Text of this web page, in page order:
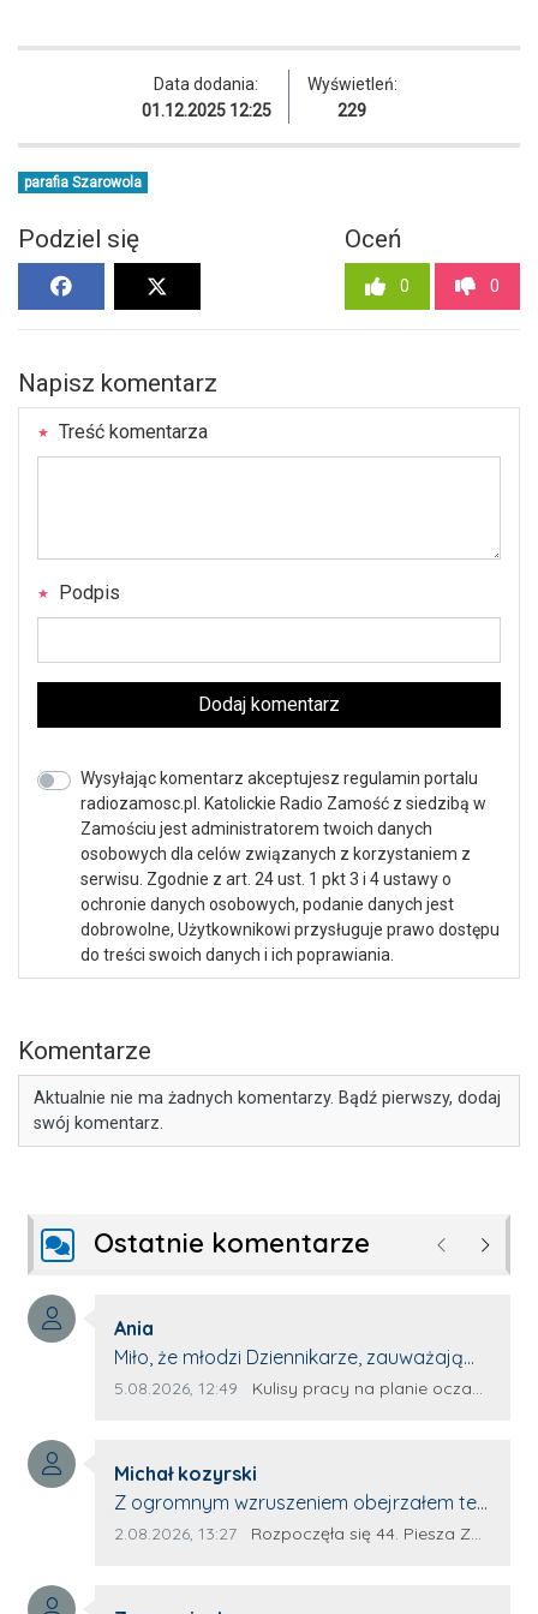
Data dodania:
01.12.2025 12:25
Wyświetleń:
229
parafia Szarowola
Podziel się Oceń
0 0
Napisz komentarz
Treść komentarza
Podpis
Dodaj komentarz
Wysyłając komentarz akceptujesz regulamin portalu
radiozamosc.pl. Katolickie Radio Zamość z siedzibą w
Zamościu jest administratorem twoich danych
osobowych dla celów związanych z korzystaniem z
serwisu. Zgodnie z art. 24 ust. 1 pkt 3 i 4 ustawy o
ochronie danych osobowych, podanie danych jest
dobrowolne, Użytkownikowi przysługuje prawo dostępu
do treści swoich danych i ich poprawiania.
Komentarze
Aktualnie nie ma żadnych komentarzy. Bądź pierwszy, dodaj
swój komentarz.
Ostatnie komentarze Poprzednie
Autor komentarza:
Ania
Treść komentarza:
Miło, że młodzi Dziennikarze, zauważają
młode talenty, które dopiero wkraczają
z nim wywiad, który przeprowadzi Pan
Artur.
Data dodania komentarza:
5.08.2026, 12:49 Źródło komentarza:
Kulisy pracy na planie oczami młodego filmowca
Autor komentarza:
Michał kozyrski
Treść komentarza:
Z ogromnym wzruszeniem obejrzałem ten
materiał. ❤️ Jestem naprawdę dumny z
Data dodania komentarza:
2.08.2026, 13:27 Źródło komentarza:
Rozpoczęła się 44. Piesza Zamojsko-Lubaczowska Pielgrzymka na Jasną Górę!